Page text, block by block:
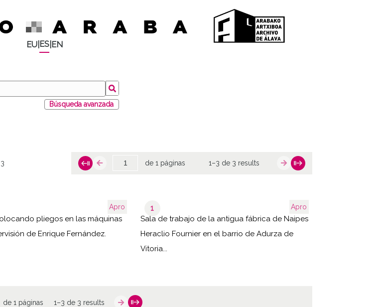
EU| ES| EN
Búsqueda avanzada
de 1 páginas 1–3 de 3 results
Apro
pliegos en las máquinas
de Enrique Fernández.
Apro
1
Sala de trabajo de la antigua fábrica de Naipes
Heraclio Fournier en el barrio de Adurza de
Vitoria...
de 1 páginas 1–3 de 3 results